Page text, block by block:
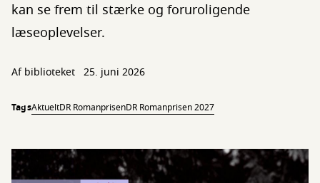
kan se frem til stærke og foruroligende
læseoplevelser.
Af biblioteket 25. juni 2026
TagsAktueltDR RomanprisenDR Romanprisen 2027